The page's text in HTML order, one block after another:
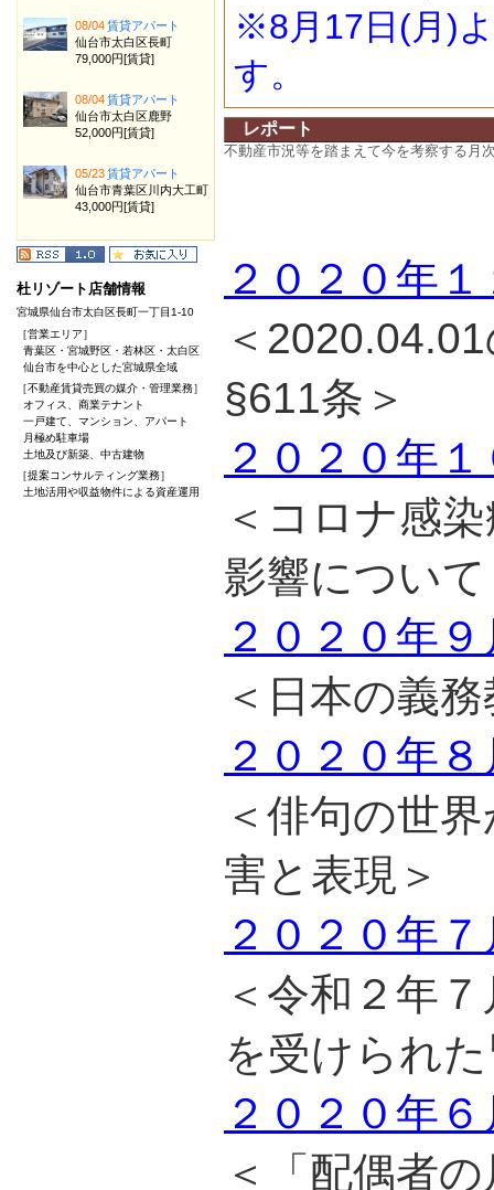
※8月17日(月)
す。
レポート
不動産市況等を踏まえて今を考察する月
２０２０年
＜
§611条＞
２０２０年
＜コロナ感
影響につい
２０２０年
＜日本の義
２０２０年
＜俳句の世
害と表現＞
２０２０年
＜令和２年
を受けられ
２０２０年
＜「配偶者
08/04賃貸アパート
仙台市太白区長町
79,000円[賃貸]
08/04賃貸アパート
仙台市太白区鹿野
52,000円[賃貸]
05/23賃貸アパート
仙台市青葉区川内大工町
43,000円[賃貸]
杜リゾート店舗情報
宮城県仙台市太白区長町一丁目1-10
［営業エリア］
青葉区・宮城野区・若林区・太白区
仙台市を中心とした宮城県全域
［不動産賃貸売買の媒介・管理業務］
オフィス、商業テナント
一戸建て、マンション、アパート
月極め駐車場
土地及び新築、中古建物
［提案コンサルティング業務］
土地活用や収益物件による資産運用